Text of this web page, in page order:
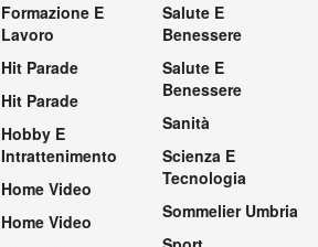
Formazione E
Lavoro
Hit Parade
Hit Parade
Hobby E
Intrattenimento
Home Video
Home Video
Salute E
Benessere
Salute E
Benessere
Sanità
Scienza E
Tecnologia
Sommelier Umbria